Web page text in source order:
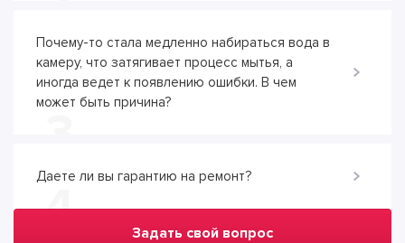
Почему-то стала медленно набираться вода в
камеру, что затягивает процесс мытья, а
иногда ведет к появлению ошибки. В чем
может быть причина?
Даете ли вы гарантию на ремонт?
4 Задать свой вопрос